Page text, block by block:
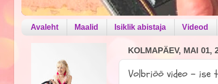
Avaleht Maalid Isiklik abistaja Videod
KOLMAPÄEV, MAI 01,
Volbriöö video - ise